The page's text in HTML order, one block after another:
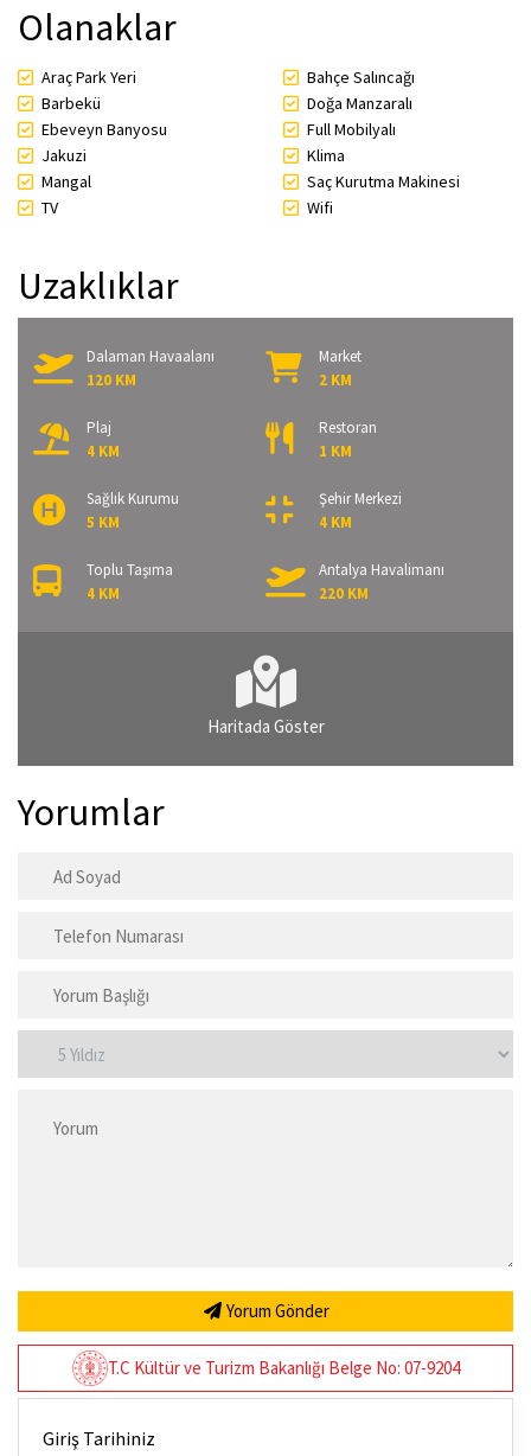
Olanaklar
Araç Park Yeri
Bahçe Salıncağı
Barbekü
Doğa Manzaralı
Ebeveyn Banyosu
Full Mobilyalı
Jakuzi
Klima
Mangal
Saç Kurutma Makinesi
TV
Wifi
Uzaklıklar
Dalaman Havaalanı
120 KM
Market
2 KM
Plaj
4 KM
Restoran
1 KM
Sağlık Kurumu
5 KM
Şehir Merkezi
4 KM
Toplu Taşıma
4 KM
Antalya Havalimanı
220 KM
Haritada Göster
Yorumlar
Yorum Gönder
T.C Kültür ve Turizm Bakanlığı Belge No: 07-9204
Giriş Tarihiniz